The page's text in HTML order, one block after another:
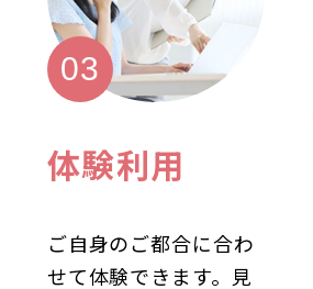
体験利用
ご自身のご都合に合わ
せて体験できます。見